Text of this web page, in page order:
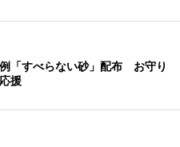
「すべらない砂」配布 お守り
援